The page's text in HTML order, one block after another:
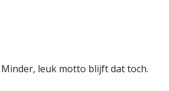
leuk motto blijft dat toch.